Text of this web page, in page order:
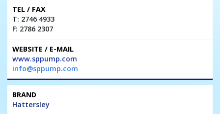
T: 2746 4933
F: 2786 2307
www.sppump.com
info@sppump.com
Hattersley